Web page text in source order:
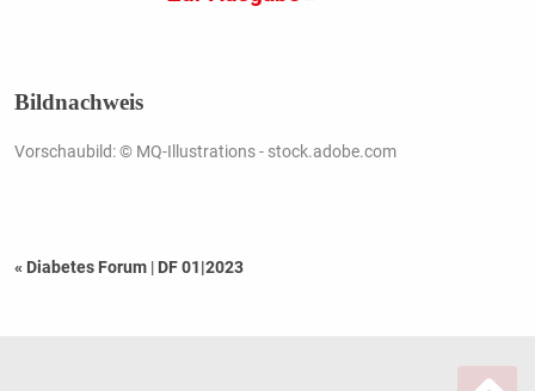
Bildnachweis
Vorschaubild: © MQ-Illustrations - stock.adobe.com
« Diabetes Forum | DF 01|2023